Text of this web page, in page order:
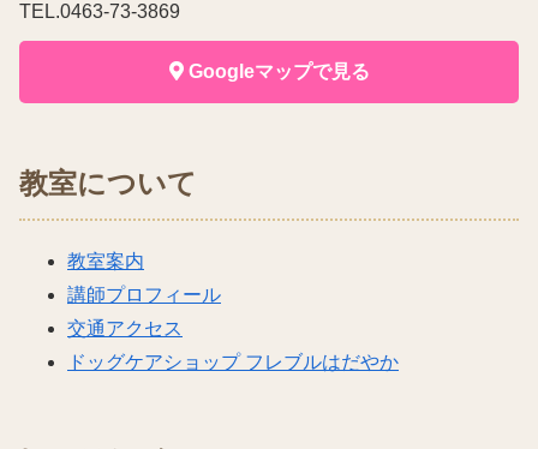
TEL.0463-73-3869
Googleマップで見る
教室について
教室案内
講師プロフィール
交通アクセス
ドッグケアショップ フレブルはだやか